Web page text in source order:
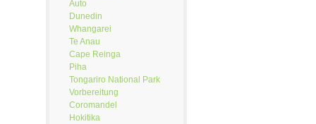
Auto
Dunedin
Whangarei
Te Anau
Cape Reinga
Piha
Tongariro National Park
Vorbereitung
Coromandel
Hokitika